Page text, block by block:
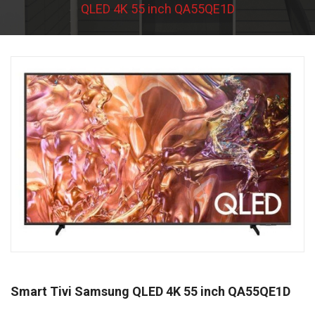
QLED 4K 55 inch QA55QE1D
Smart Tivi Samsung QLED 4K 55 inch QA55QE1D